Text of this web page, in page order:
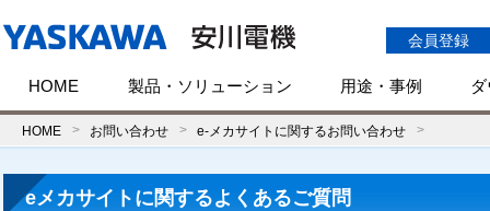
会員登録
HOME 製品・ソリューション 用途・事例
HOME お問い合わせ e-メカサイトに関するお問い合わせ
eメカサイトに関するよくあるご質問